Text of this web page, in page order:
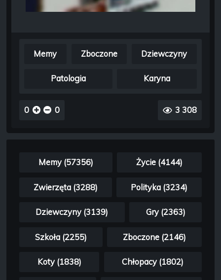
Memy Zboczone Dziewczyny
Patologia Karyna
0 0 3 308
Memy (57356) Życie (4144)
Zwierzęta (3288) Polityka (3234)
Dziewczyny (3139) Gry (2363)
Szkoła (2255) Zboczone (2146)
Koty (1838) Chłopacy (1802)